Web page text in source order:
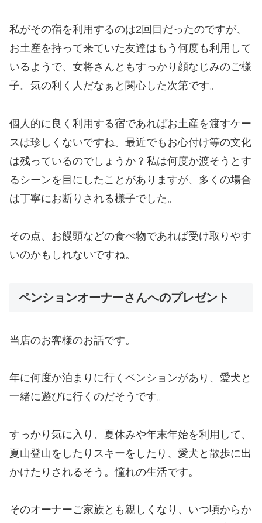
私がその宿を利用するのは2回目だったのですが、
お土産を持って来ていた友達はもう何度も利用して
いるようで、女将さんともすっかり顔なじみのご様
子。気の利く人だなぁと関心した次第です。
個人的に良く利用する宿であればお土産を渡すケー
スは珍しくないですね。最近でもお心付け等の文化
は残っているのでしょうか？私は何度か渡そうとす
るシーンを目にしたことがありますが、多くの場合
は丁寧にお断りされる様子でした。
その点、お饅頭などの食べ物であれば受け取りやす
いのかもしれないですね。
ペンションオーナーさんへのプレゼント
当店のお客様のお話です。
年に何度か泊まりに行くペンションがあり、愛犬と
一緒に遊びに行くのだそうです。
すっかり気に入り、夏休みや年末年始を利用して、
夏山登山をしたりスキーをしたり、愛犬と散歩に出
かけたりされるそう。憧れの生活です。
そのオーナーご家族とも親しくなり、いつ頃からか